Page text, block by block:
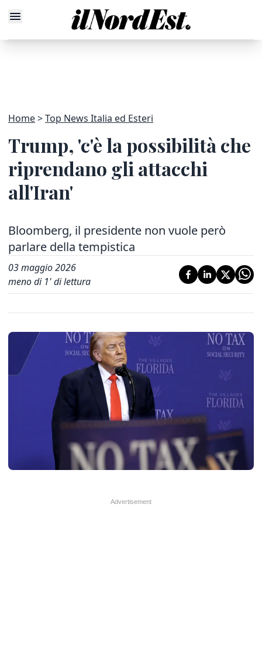
Home Top News Italia ed Esteri
Trump, 'c'è la possibilità che
riprendano gli attacchi
all'Iran'
Bloomberg, il presidente non vuole però
parlare della tempistica
03 maggio 2026
meno di 1' di lettura